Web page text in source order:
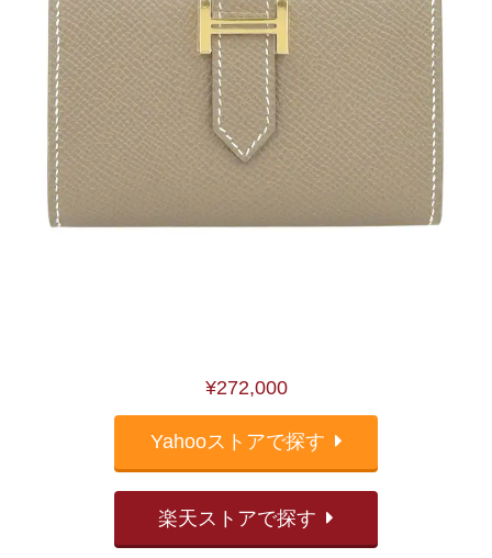
¥272,000
Yahooストアで探す
楽天ストアで探す